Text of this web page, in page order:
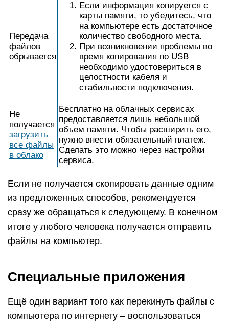
Передача
файлов
обрывается
Если информация копируется с
карты памяти, то убедитесь, что
на компьютере есть достаточное
количество свободного места.
При возникновении проблемы во
время копирования по USB
необходимо удостовериться в
целостности кабеля и
стабильности подключения.
Не
получается
загрузить
все файлы
в облако
Бесплатно на облачных сервисах
предоставляется лишь небольшой
объем памяти. Чтобы расширить его,
нужно внести обязательный платеж.
Сделать это можно через настройки
сервиса.
Если не получается скопировать данные одним
из предложенных способов, рекомендуется
сразу же обращаться к следующему. В конечном
итоге у любого человека получается отправить
файлы на компьютер.
Специальные приложения
Ещё один вариант того как перекинуть файлы с
компьютера по интернету – воспользоваться